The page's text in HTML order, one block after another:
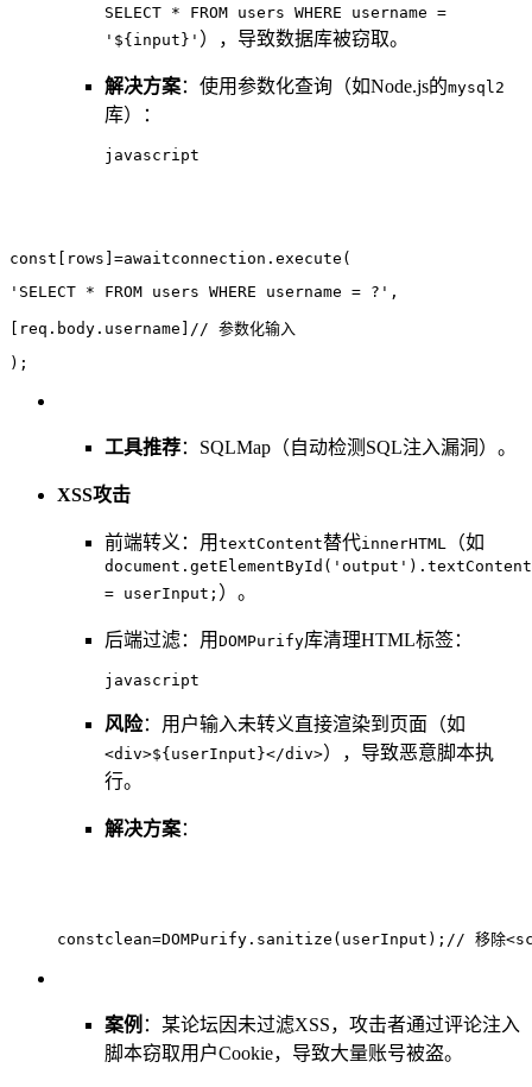
SELECT * FROM users WHERE username =
'${input}' ），导致数据库被窃取。
解决方案：使用参数化查询（如Node.js的mysql2
库）：
javascript
const[rows]=awaitconnection.execute(
'SELECT * FROM users WHERE username = ?',
[req.body.username]// 参数化输入
);
工具推荐：SQLMap（自动检测SQL注入漏洞）。
XSS攻击
前端转义：用 textContent替代innerHTML （如
document.getElementById('output').textContent
= userInput; ）。
后端过滤：用 DOMPurify库清理HTML标签：
javascript
风险：用户输入未转义直接渲染到页面（如
<div>${userInput}</div>），导致恶意脚本执
行。
解决方案：
constclean=DOMPurify.sanitize(userInput);// 移除
案例 ：某论坛因未过滤XSS，攻击者通过评论注入
脚本窃取用户Cookie，导致大量账号被盗。